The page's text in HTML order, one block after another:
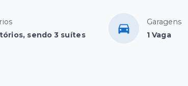
sendo 3 suítes
Garagens
1 Vaga